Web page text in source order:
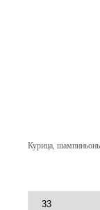
Курица,